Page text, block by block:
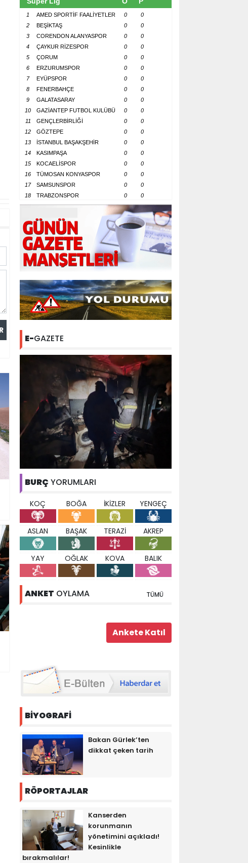
1 AMED SPORTİF FAALİYETLER 0
0
2
BEŞİKTAŞ 0
0
3
CORENDON ALANYASPOR 0
0
4
ÇAYKUR RİZESPOR 0
0
5
ÇORUM 0
0
6
ERZURUMSPOR 0
0
7
EYÜPSPOR 0
0
8
FENERBAHÇE 0
0
9
GALATASARAY 0
0
10
GAZİANTEP FUTBOL KULÜBÜ 0
0
11
GENÇLERBİRLİĞİ 0
0
12
GÖZTEPE 0
0
13
İSTANBUL BAŞAKŞEHİR 0
0
14
KASIMPAŞA 0
0
15
KOCAELİSPOR 0
0
16
TÜMOSAN KONYASPOR 0
0
17
SAMSUNSPOR 0
0
18
TRABZONSPOR 0 0
E-GAZETE
BURÇ YORUMLARI
KOÇ BOĞA İKİZLER YENGEÇ
ASLAN BAŞAK TERAZİ AKREP
YAY OĞLAK KOVA BALIK
ANKET OYLAMA TÜMÜ
BİYOGRAFİ
Bakan Gürlek’ten
dikkat çeken tarih
RÖPORTAJLAR
Kanserden
korunmanın
yönetimini açıkladı!
Kesinlikle
bırakmalılar!